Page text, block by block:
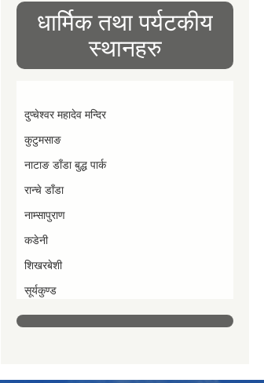
धार्मिक तथा पर्यटकीय
स्थानहरु
दुप्चेश्वर महादेव मन्दिर
कुटुमसाङ
नाटाङ डाँडा बुद्ध पार्क
रान्चे डाँडा
नाम्सापुराण
कडेनी
शिखरबेशी
सूर्यकुण्ड